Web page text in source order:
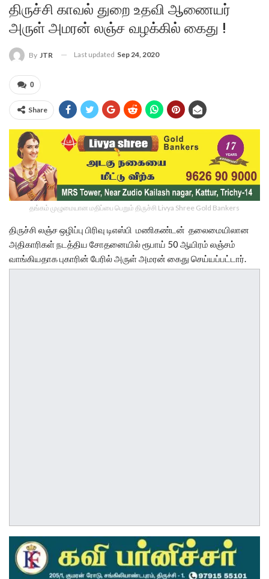
திருச்சி காவல் துறை உதவி ஆணையர்
அருள் அமரன் லஞ்ச வழக்கில் கைது !
By JTR Last updated Sep 24, 2020
0
Share
தங்கம் முழுமையான மதிப்பை பெறும் திருச்சி Livya Shree Gold Bankers
திருச்சி லஞ்ச ஒழிப்பு பிரிவு டிஎஸ்பி மணிகண்டன் தலைமையிலான
அதிகாரிகள் நடத்திய சோதனையில் ரூபாய் 50 ஆயிரம் லஞ்சம்
வாங்கியதாக புகாரின் பேரில் அருள் அமரன் கைது செய்யப்பட்டார்.